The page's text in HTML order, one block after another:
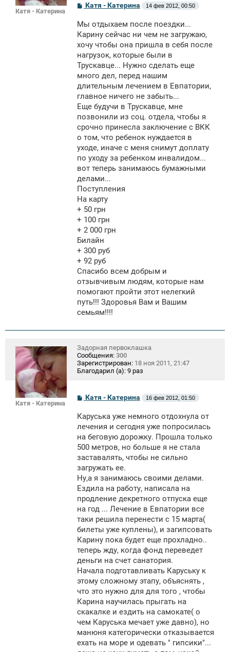
Катя - Катерина
С
б
щ
н
и
Катя - Катерина 14 фев 2012, 00:50
Мы отдыхаем после поездки...
Карину сейчас ни чем не загружаю,
хочу чтобы она пришла в себя после
нагрузок, которые были в
Трускавце... Нужно сделать еще
много дел, перед нашим
длительным лечением в Евпатории,
главное ничего не забыть...
Еще будучи в Трускавце, мне
позвонили из соц. отдела, чтобы я
срочно принесла заключение с ВКК
о том, что ребенок нуждается в
уходе, иначе с меня снимут доплату
по уходу за ребенком инвалидом...
вот теперь занимаюсь бумажными
делами...
Поступления
На карту
+ 50 грн
+ 100 грн
+ 2 000 грн
Билайн
+ 300 руб
+ 92 руб
Спасибо всем добрым и
отзывчивым людям, которые нам
помогают пройти этот нелегкий
путь!!! Здоровья Вам и Вашим
семьям!!!!
Катя - Катерина
Задорная первоклашка
Сообщения: 300
Зарегистрирован: 18 ноя 2011, 21:47
Благодарил (а): 9 раз
С
б
щ
н
и
Катя - Катерина 16 фев 2012, 01:50
Каруська уже немного отдохнула от
лечения и сегодня уже попросилась
на беговую дорожку. Прошла только
500 метров, но больше я не стала
заставалять, чтобы не сильно
загружать ее.
Ну,а я занимаюсь своими делами.
Ездила на работу, написала на
продление декретного отпуска еще
на год ... Лечение в Евпатории все
таки решила перенести с 15 марта(
билеты уже куплены), и загипсовать
Карину пока будет еще прохладно..
теперь жду, когда фонд переведет
деньги на счет санатория.
Начала подготавливать Каруську к
этому сложному этапу, объяснять ,
что это нужно для для того , чтобы
Карина научилась прыгать на
скакалке и ездить на самокате( о
чем Каруська мечает уже давно), но
манюня категорически отказывается
ехать на море и одевать " гипсики"...